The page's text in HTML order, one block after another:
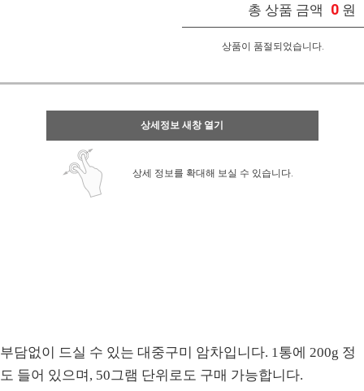
총 상품 금액 0 원
상품이 품절되었습니다.
상세정보 새창 열기
상세 정보를 확대해 보실 수 있습니다.
부담없이 드실 수 있는 대중구미 암차입니다. 1통에 200g 정
도 들어 있으며, 50그램 단위로도 구매 가능합니다.